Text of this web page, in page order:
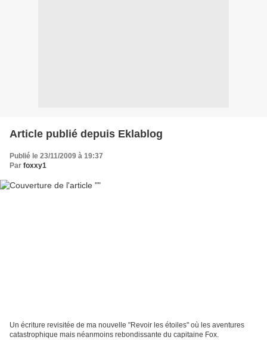
Article publié depuis Eklablog
Publié le 23/11/2009 à 19:37
Par foxxy1
Un écriture revisitée de ma nouvelle "Revoir les étoiles" où les aventures
catastrophique mais néanmoins rebondissante du capitaine Fox.